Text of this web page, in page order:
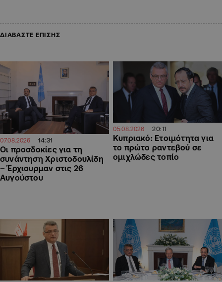
ΔΙΑΒΑΣΤΕ ΕΠΙΣΗΣ
07.08.2026 14:31
Οι προσδοκίες για τη
συνάντηση Χριστοδουλίδη
– Έρχιουρμαν στις 26
Αυγούστου
05.08.2026 20:11
Κυπριακό: Ετοιμότητα για
το πρώτο ραντεβού σε
ομιχλώδες τοπίο